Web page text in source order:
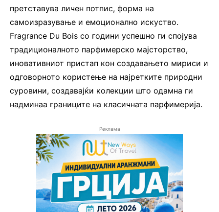
претставува личен потпис, форма на
самоизразување и емоционално искуство.
Fragrance Du Bois со години успешно ги спојува
традиционалното парфимерско мајсторство,
иновативниот пристап кон создавањето мириси и
одговорното користење на најретките природни
суровини, создавајќи колекции што одамна ги
надминаа границите на класичната парфимерија.
Реклама